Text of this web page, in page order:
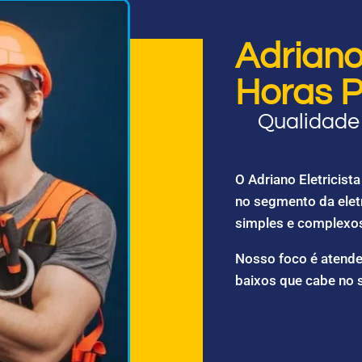
Horas
O Adriano
no segmento da
simples e
Nosso foco é
baixos que cabe no